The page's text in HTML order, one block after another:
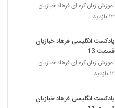
آموزش زبان کره ای فرهاد خبازیان
۱۳ بازدید
پادکست انگلیسی فرهاد خبازیان
قسمت 13
آموزش زبان کره ای فرهاد خبازیان
۱۲ بازدید
پادکست انگلیسی فرهاد خبازیان